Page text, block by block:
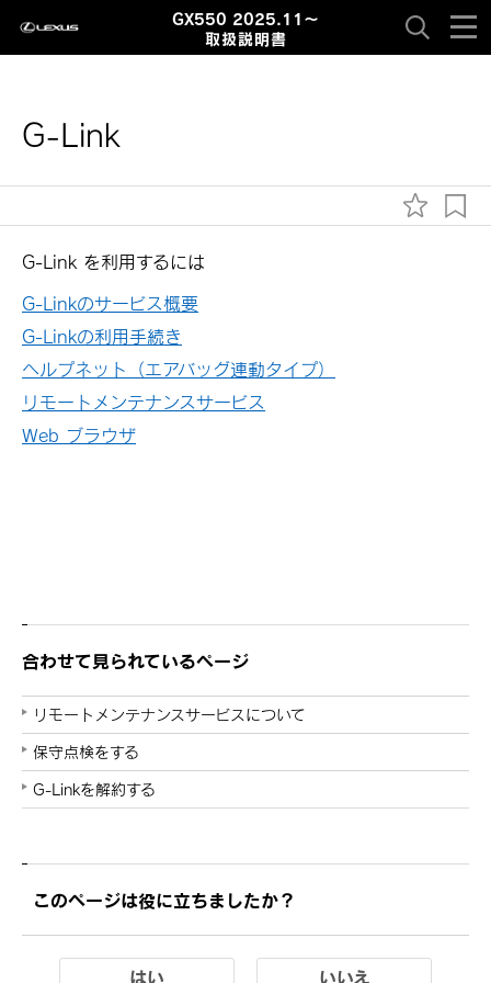
GX550 2025.11～
取扱説明書
G-Link
G-Link を利用するには
G-Linkのサービス概要
G-Linkの利用手続き
ヘルプネット（エアバッグ連動タイプ）
リモートメンテナンスサービス
Web ブラウザ
合わせて見られているページ
リモートメンテナンスサービスについて
保守点検をする
G-Linkを解約する
このページは役に立ちましたか？
はい いいえ